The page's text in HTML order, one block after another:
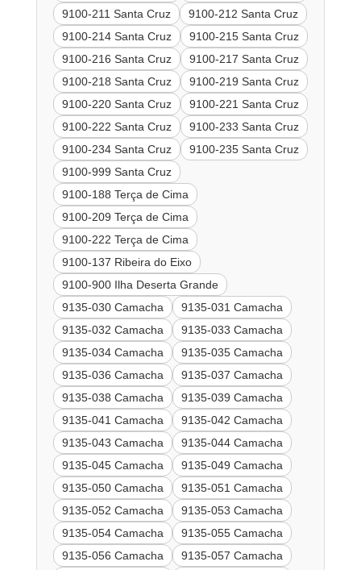
9100-211 Santa Cruz
9100-212 Santa Cruz
9100-214 Santa Cruz
9100-215 Santa Cruz
9100-216 Santa Cruz
9100-217 Santa Cruz
9100-218 Santa Cruz
9100-219 Santa Cruz
9100-220 Santa Cruz
9100-221 Santa Cruz
9100-222 Santa Cruz
9100-233 Santa Cruz
9100-234 Santa Cruz
9100-235 Santa Cruz
9100-999 Santa Cruz
9100-188 Terça de Cima
9100-209 Terça de Cima
9100-222 Terça de Cima
9100-137 Ribeira do Eixo
9100-900 Ilha Deserta Grande
9135-030 Camacha
9135-031 Camacha
9135-032 Camacha
9135-033 Camacha
9135-034 Camacha
9135-035 Camacha
9135-036 Camacha
9135-037 Camacha
9135-038 Camacha
9135-039 Camacha
9135-041 Camacha
9135-042 Camacha
9135-043 Camacha
9135-044 Camacha
9135-045 Camacha
9135-049 Camacha
9135-050 Camacha
9135-051 Camacha
9135-052 Camacha
9135-053 Camacha
9135-054 Camacha
9135-055 Camacha
9135-056 Camacha
9135-057 Camacha